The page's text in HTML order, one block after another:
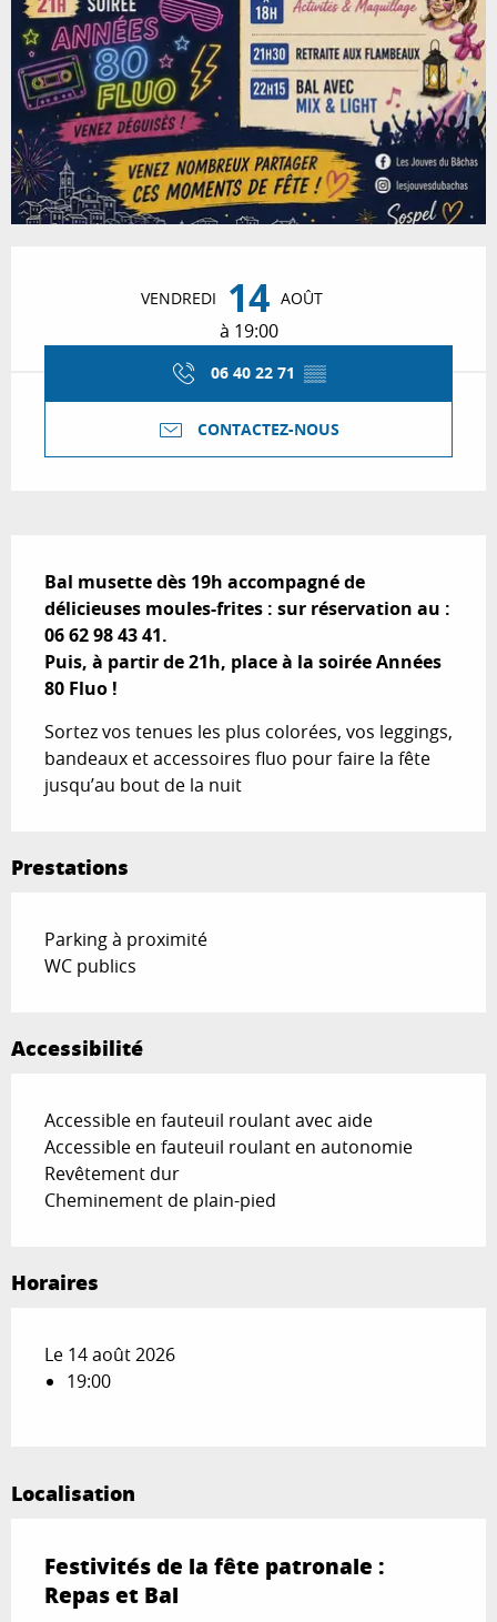
VENDREDI 14 AOÛT
à 19:00
06 40 22 71 ▒▒
CONTACTEZ-NOUS
Bal musette dès 19h accompagné de
délicieuses moules-frites : sur réservation au :
06 62 98 43 41.
Puis, à partir de 21h, place à la soirée Années
80 Fluo !
Sortez vos tenues les plus colorées, vos leggings,
bandeaux et accessoires fluo pour faire la fête
jusqu’au bout de la nuit
Prestations
Parking à proximité
WC publics
Accessibilité
Accessible en fauteuil roulant avec aide
Accessible en fauteuil roulant en autonomie
Revêtement dur
Cheminement de plain-pied
Horaires
Le 14 août 2026
19:00
Localisation
Festivités de la fête patronale :
Repas et Bal